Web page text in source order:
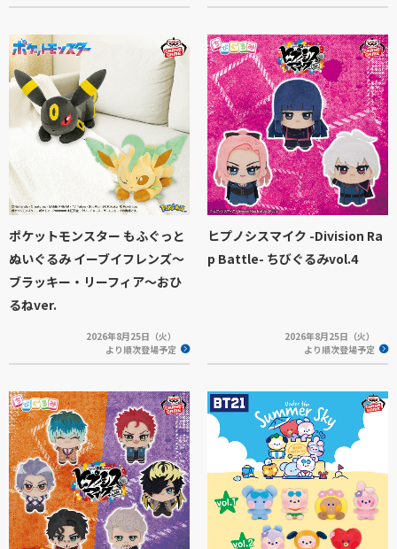
ポケットモンスター もふぐっと
ぬいぐるみ イーブイフレンズ～
ブラッキー・リーフィア～おひ
るねver.
2026年8月25日（火）
より順次登場予定
ヒプノシスマイク -Division Ra
p Battle- ちびぐるみvol.4
2026年8月25日（火）
より順次登場予定